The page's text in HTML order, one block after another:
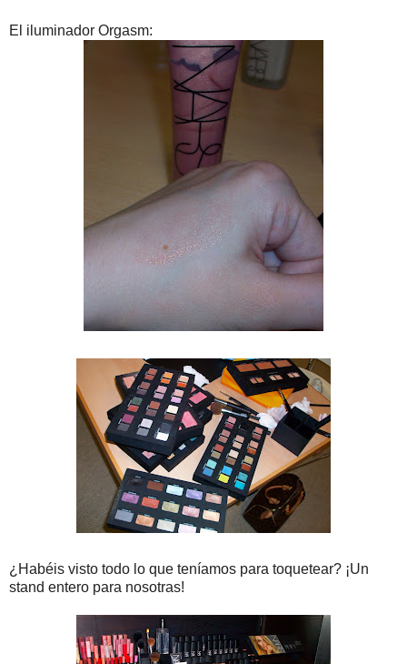
El iluminador Orgasm:
¿Habéis visto todo lo que teníamos para toquetear? ¡Un
stand entero para nosotras!